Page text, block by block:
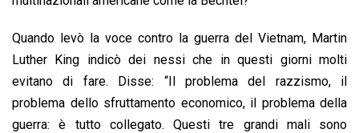
Quando levò la voce contro la guerra del Vietnam, Martin
Luther King indicò dei nessi che in questi giorni molti
evitano di fare. Disse: “Il problema del razzismo, il
problema dello sfruttamento economico, il problema della
guerra: è tutto collegato. Questi tre grandi mali sono